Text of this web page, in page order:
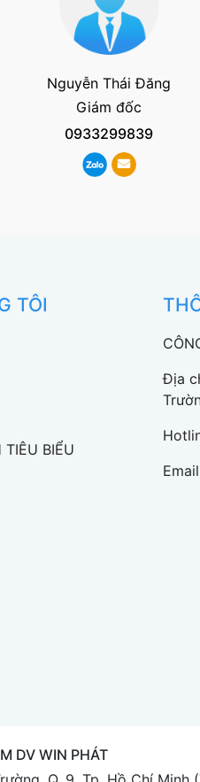
Nguyễn Thái Đăng
Giám đốc
0933299839
TÔI
TIÊU BIỂU
Địa
DV WIN PHÁT